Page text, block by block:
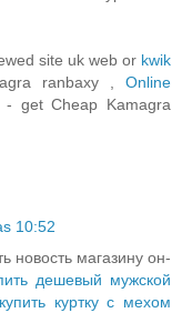
site uk web or kwik
ranbaxy ,Online
- get Cheap Kamagra
10:52
новость магазину он-
дешевый мужской
купить куртку с мехом